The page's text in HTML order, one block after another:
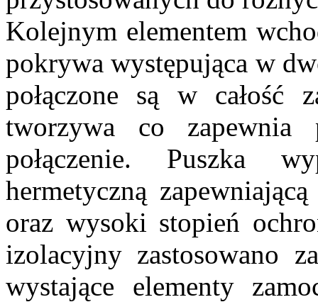
Kolejnym elementem
pokrywa występująca w
połączone są w całość
tworzywa co
połączenie. Puszka
hermetyczną
oraz wysoki stopień
izolacyjny zastosowano
wystające elementy